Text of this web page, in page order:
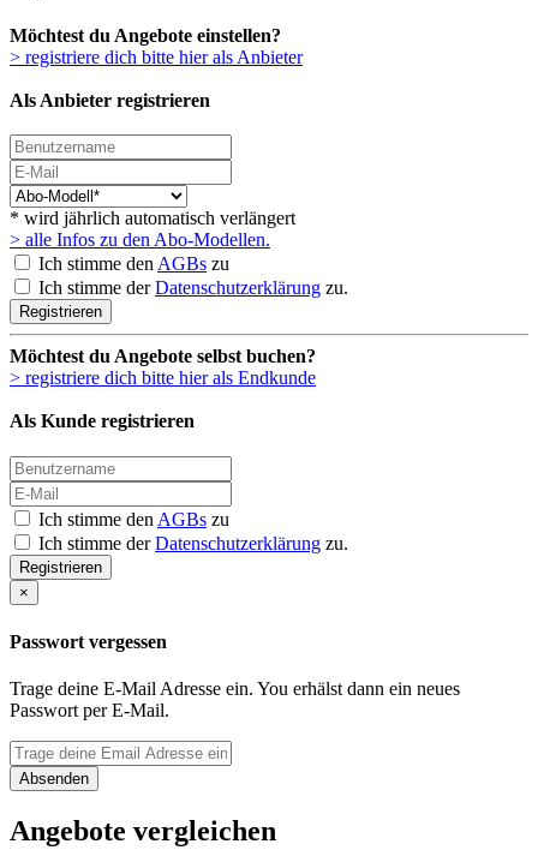
Möchtest du Angebote einstellen?
> registriere dich bitte hier als Anbieter
Als Anbieter registrieren
* wird jährlich automatisch verlängert
> alle Infos zu den Abo-Modellen.
Ich stimme denAGBs zu
Ich stimme derDatenschutzerklärung zu.
Registrieren
Möchtest du Angebote selbst buchen?
> registriere dich bitte hier als Endkunde
Als Kunde registrieren
Ich stimme den AGBs zu
Ich stimme derDatenschutzerklärung zu.
Registrieren
×
Passwort vergessen
Trage deine E-Mail Adresse ein. You erhälst dann ein neues
Passwort per E-Mail.
Absenden
Angebote vergleichen